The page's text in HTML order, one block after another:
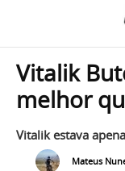
Vitalik
melhor
Vitalik estava
Mateus